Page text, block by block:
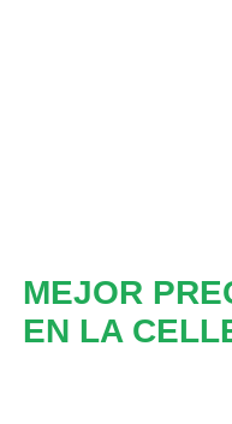
MEJOR
EN LA